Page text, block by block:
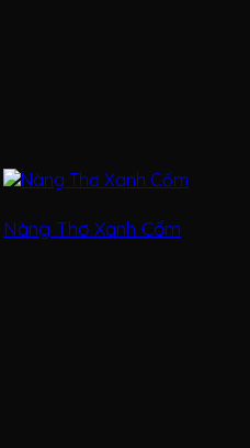
Nàng Thơ Xanh Cốm